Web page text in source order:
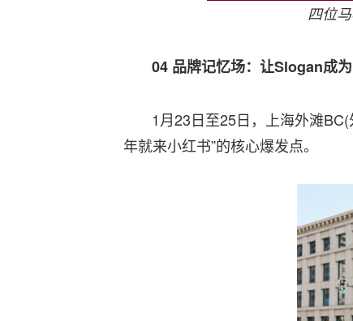
四位
04 品牌记忆场：让Slogan成
1月23日至25日，上海外滩BC(
年就来小红书”的核心爆发点。